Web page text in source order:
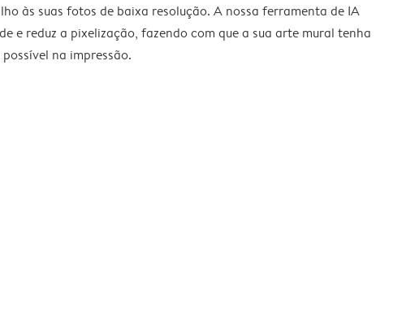
às suas fotos de baixa resolução. A nossa ferramenta de IA
e reduz a pixelização, fazendo com que a sua arte mural tenha
na impressão.